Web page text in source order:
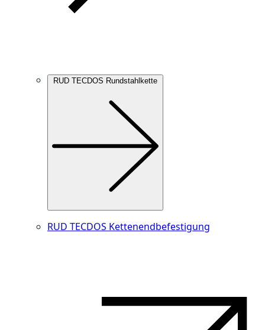
RUD TECDOS Rundstahlkette
RUD TECDOS Kettenendbefestigung